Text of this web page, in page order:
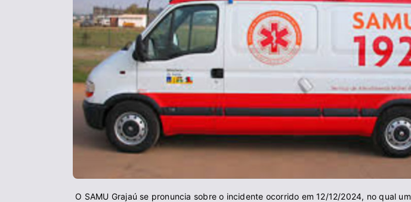
O SAMU Grajaú se pronuncia sobre o incidente ocorrido em 12/12/2024, no qual